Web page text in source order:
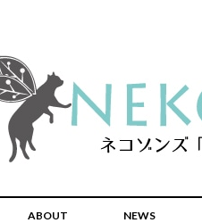
ABOUT NEWS